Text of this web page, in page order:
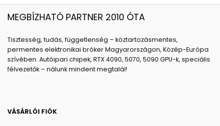
MEGBÍZHATÓ PARTNER 2010 ÓTA
Tisztesség, tudás, függetlenség – köztartozásmentes,
permentes elektronikai bróker Magyarországon, Közép-Európa
szívében. Autóipari chipek, RTX 4090, 5070, 5090 GPU-k, speciális
félvezetők – nálunk mindent megtalál!
VÁSÁRLÓI FIÓK